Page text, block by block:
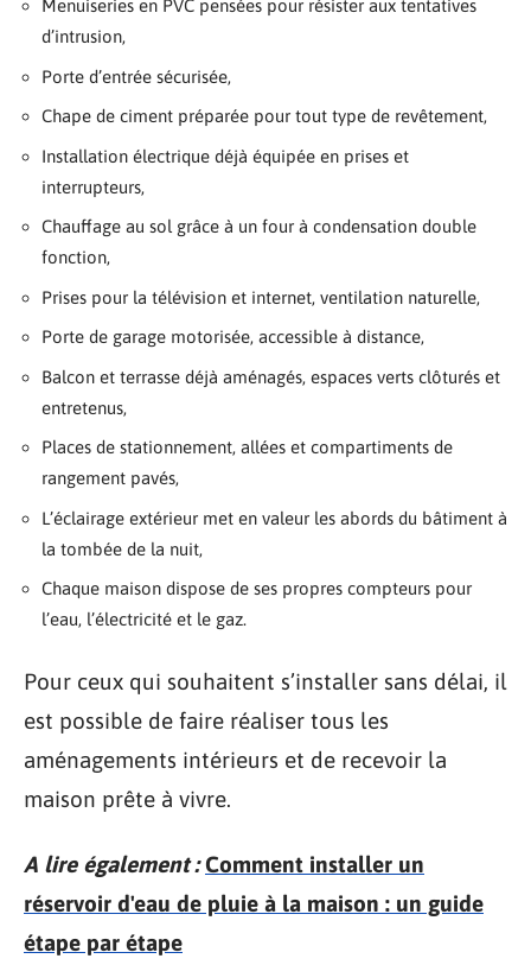
Menuiseries en PVC pensées pour résister aux tentatives
d’intrusion,
Porte d’entrée sécurisée,
Chape de ciment préparée pour tout type de revêtement,
Installation électrique déjà équipée en prises et
interrupteurs,
Chauffage au sol grâce à un four à condensation double
fonction,
Prises pour la télévision et internet, ventilation naturelle,
Porte de garage motorisée, accessible à distance,
Balcon et terrasse déjà aménagés, espaces verts clôturés et
entretenus,
Places de stationnement, allées et compartiments de
rangement pavés,
L’éclairage extérieur met en valeur les abords du bâtiment à
la tombée de la nuit,
Chaque maison dispose de ses propres compteurs pour
l’eau, l’électricité et le gaz.
Pour ceux qui souhaitent s’installer sans délai, il
est possible de faire réaliser tous les
aménagements intérieurs et de recevoir la
maison prête à vivre.
A lire également : Comment installer un
réservoir d'eau de pluie à la maison : un guide
étape par étape